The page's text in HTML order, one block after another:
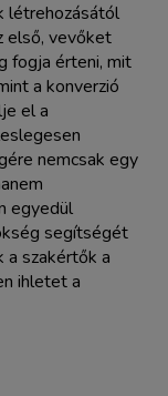
létrehozásától
első, vevőket
fogja érteni, mit
a konverzió
el a
nemcsak egy
egyedül
segítségét
a szakértők a
ihletet a